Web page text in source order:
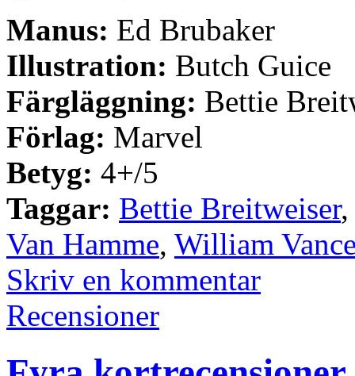
Manus: Ed Brubaker
Illustration: Butch Guice
Färgläggning: Bettie
Förlag: Marvel
Betyg: 4+/5
Taggar: Bettie Breitweiser
Van Hamme, William
Skriv en kommentar
Recensioner